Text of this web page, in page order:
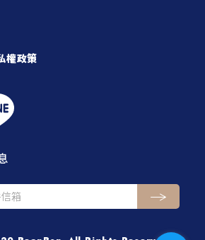
權政策